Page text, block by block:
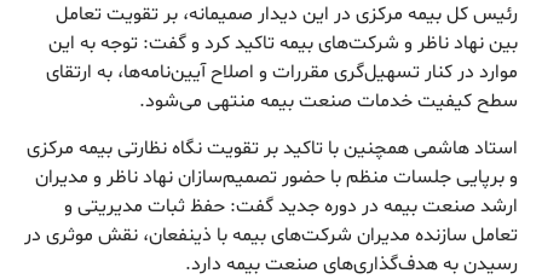
رئیس کل بیمه مرکزی در این دیدار صمیمانه، بر تقویت تعامل
بین نهاد ناظر و شرکت‌های بیمه تاکید کرد و گفت: توجه به این
موارد در کنار تسهیل‌گری مقررات و اصلاح آیین‌نامه‌ها، به ارتقای
سطح کیفیت خدمات صنعت بیمه منتهی می‌شود.
استاد هاشمی همچنین با تاکید بر تقویت نگاه نظارتی بیمه مرکزی
و برپایی جلسات منظم با حضور تصمیم‌سازان نهاد ناظر و مدیران
ارشد صنعت بیمه در دوره جدید گفت: حفظ ثبات مدیریتی و
تعامل سازنده مدیران شرکت‌های بیمه با ذینفعان، نقش موثری در
رسیدن به هدف‌گذاری‌های صنعت بیمه دارد.